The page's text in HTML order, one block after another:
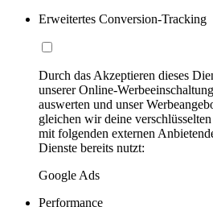
Erweitertes Conversion-Tracking
Durch das Akzeptieren dieses
unserer Online-
auswerten und unser
gleichen wir deine
mit folgenden externen
Dienste bereits nutzt:
Google Ads
Performance